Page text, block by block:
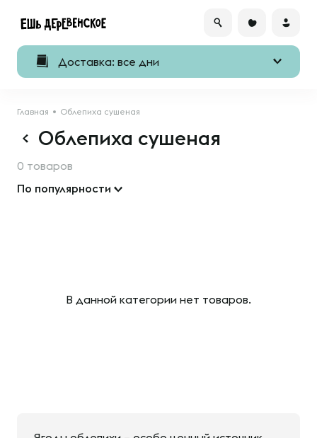
Доставка: все дни
Главная Облепиха сушеная
Облепиха сушеная
0 товаров
По популярности
В данной категории нет товаров.